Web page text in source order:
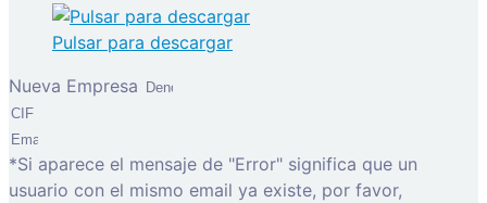
Pulsar para descargar
Nueva Empresa
*Si aparece el mensaje de "Error" significa que un
usuario con el mismo email ya existe, por favor,